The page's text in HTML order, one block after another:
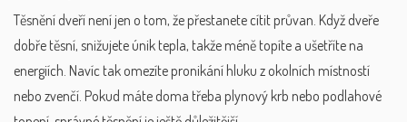
Těsnění dveří není jen o tom, že přestanete cítit průvan. Když dveře
dobře těsní, snižujete únik tepla, takže méně topíte a ušetříte na
energiích. Navíc tak omezíte pronikání hluku z okolních místností
nebo zvenčí. Pokud máte doma třeba plynový krb nebo podlahové